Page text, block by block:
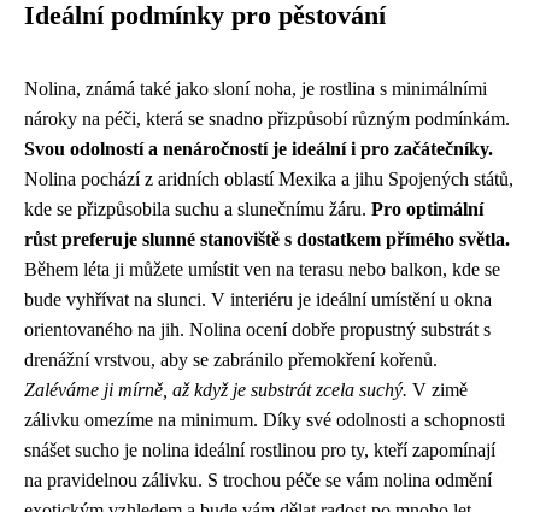
Ideální podmínky pro pěstování
Nolina, známá také jako sloní noha, je rostlina s minimálními
nároky na péči, která se snadno přizpůsobí různým podmínkám.
Svou odolností a nenáročností je ideální i pro začátečníky.
Nolina pochází z aridních oblastí Mexika a jihu Spojených států,
kde se přizpůsobila suchu a slunečnímu žáru. Pro optimální
růst preferuje slunné stanoviště s dostatkem přímého světla.
Během léta ji můžete umístit ven na terasu nebo balkon, kde se
bude vyhřívat na slunci. V interiéru je ideální umístění u okna
orientovaného na jih. Nolina ocení dobře propustný substrát s
drenážní vrstvou, aby se zabránilo přemokření kořenů.
Zaléváme ji mírně, až když je substrát zcela suchý. V zimě
zálivku omezíme na minimum. Díky své odolnosti a schopnosti
snášet sucho je nolina ideální rostlinou pro ty, kteří zapomínají
na pravidelnou zálivku. S trochou péče se vám nolina odmění